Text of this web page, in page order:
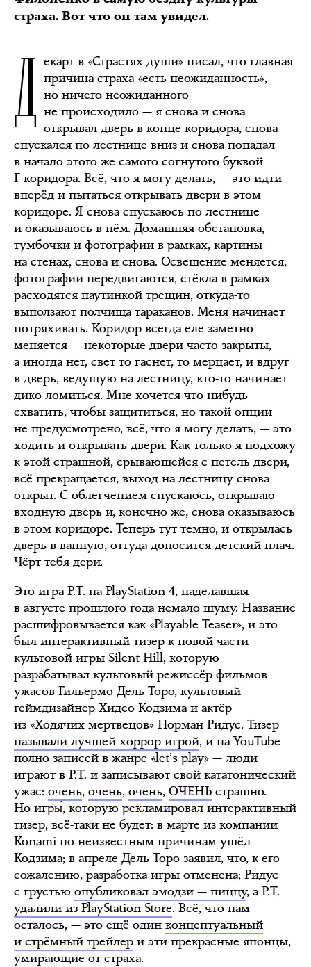
страха. Вот что он там увидел.
Д екарт в «Страстях души» писал, что главная
причина страха «есть неожиданность»,
но ничего неожиданного
не происходило — я снова и снова
открывал дверь в конце коридора, снова
спускался по лестнице вниз и снова попадал
в начало этого же самого согнутого буквой
Г коридора. Всё, что я могу делать, — это идти
вперёд и пытаться открывать двери в этом
коридоре. Я снова спускаюсь по лестнице
и оказываюсь в нём. Домашняя обстановка,
тумбочки и фотографии в рамках, картины
на стенах, снова и снова. Освещение меняется,
фотографии передвигаются, стёкла в рамках
расходятся паутинкой трещин, откуда-то
выползают полчища тараканов. Меня начинает
потряхивать. Коридор всегда еле заметно
меняется — некоторые двери часто закрыты,
а иногда нет, свет то гаснет, то мерцает, и вдруг
в дверь, ведущую на лестницу, кто-то начинает
дико ломиться. Мне хочется что-нибудь
схватить, чтобы защититься, но такой опции
не предусмотрено, всё, что я могу делать, — это
ходить и открывать двери. Как только я подхожу
к этой страшной, срывающейся с петель двери,
всё прекращается, выход на лестницу снова
открыт. С облегчением спускаюсь, открываю
входную дверь и, конечно же, снова оказываюсь
в этом коридоре. Теперь тут темно, и открылась
дверь в ванную, оттуда доносится детский плач.
Чёрт тебя дери.
Это игра P.T. на PlayStation 4, наделавшая
в августе прошлого года немало шуму. Название
расшифровывается как «Playable Teaser», и это
был интерактивный тизер к новой части
культовой игры Silent Hill, которую
разрабатывал культовый режиссёр фильмов
ужасов Гильермо Дель Торо, культовый
геймдизайнер Хидео Кодзима и актёр
из «Ходячих мертвецов» Норман Ридус. Тизер
называли лучшей хоррор-игрой, и на YouTube
полно записей в жанре «let’s play» — люди
играют в P.T. и записывают свой кататонический
ужас: очень, очень, очень, ОЧЕНЬ страшно.
Но игры́, которую рекламировал интерактивный
тизер, всё-таки не будет: в марте из компании
Konami по неизвестным причинам ушёл
Кодзима; в апреле Дель Торо заявил, что, к его
сожалению, разработка игры отменена; Ридус
с грустью опубликовал эмодзи — пиццу, а P.T.
удалили из PlayStation Store. Всё, что нам
осталось, — это ещё один концептуальный
и стрёмный трейлер и эти прекрасные японцы,
умирающие от страха.